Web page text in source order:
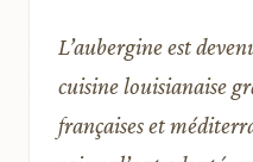
L’aubergine est
cuisine louisianaise
françaises et